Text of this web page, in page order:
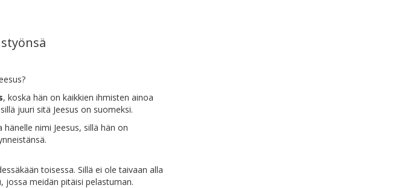
, koska hän on kaikkien ihmisten ainoa
juuri sitä Jeesus on suomeksi.
nimi Jeesus, sillä hän on
toisessa. Sillä ei ole taivaan alla
jossa meidän pitäisi pelastuman.